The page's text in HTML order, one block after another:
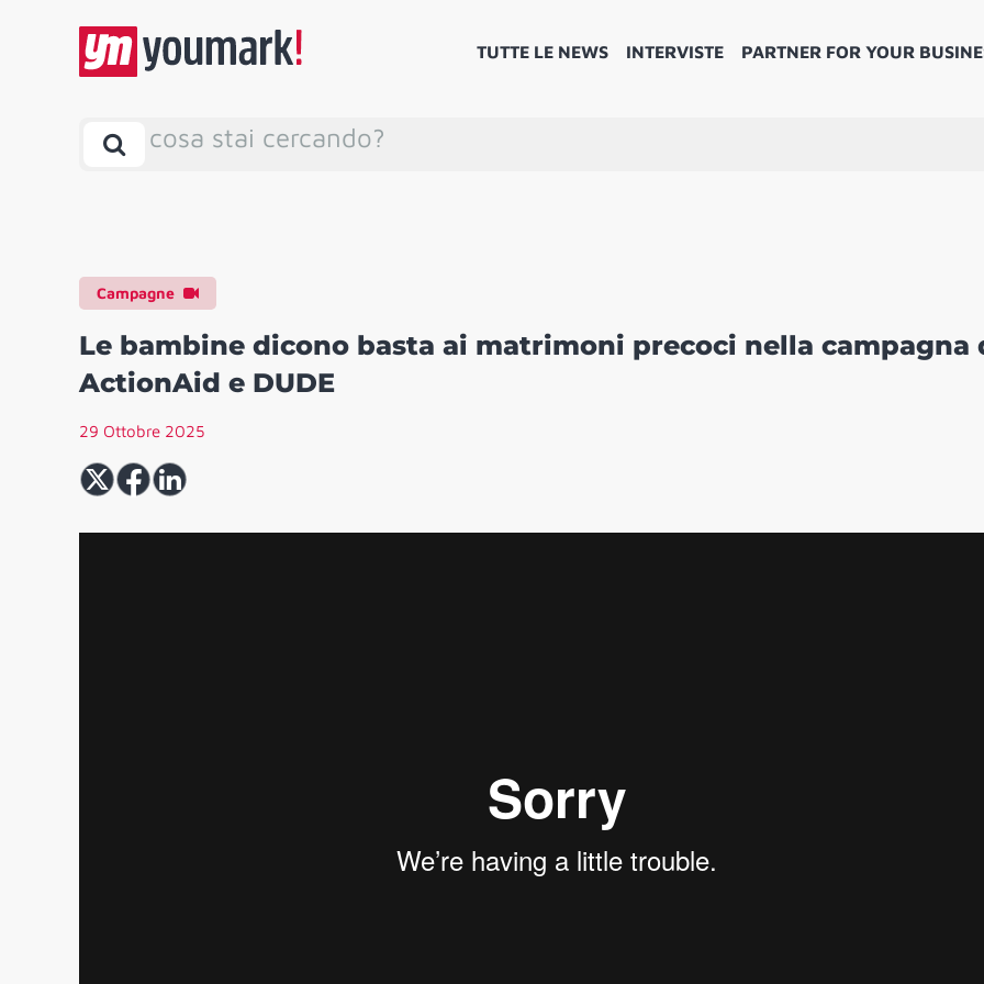
TUTTE LE NEWS INTERVISTE PARTNER FOR YOUR
cosa stai cercando?
Campagne
Le bambine dicono basta ai matrimoni precoci nella campagna
ActionAid e DUDE
29 Ottobre 2025